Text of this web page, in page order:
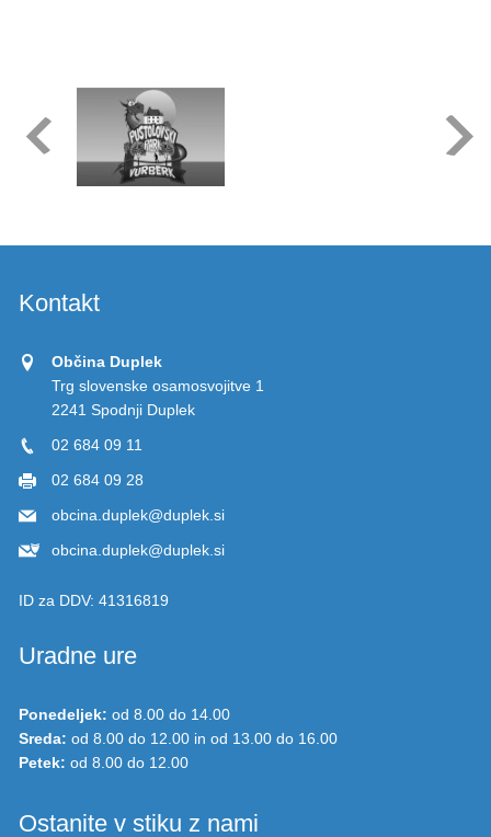
Kontakt
Občina Duplek
Trg slovenske osamosvojitve 1
2241 Spodnji Duplek
02 684 09 11
02 684 09 28
obcina.duplek@duplek.si
obcina.duplek@duplek.si
ID za DDV: 41316819
Uradne ure
Ponedeljek: od 8.00 do 14.00
Sreda: od 8.00 do 12.00 in od 13.00 do 16.00
Petek: od 8.00 do 12.00
Ostanite v stiku z nami